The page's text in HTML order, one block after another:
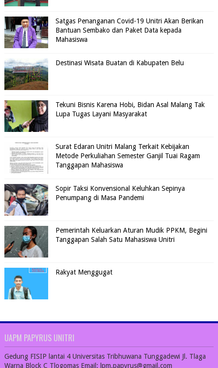
Satgas Penanganan Covid-19 Unitri Akan Berikan
Bantuan Sembako dan Paket Data kepada
Mahasiswa
Destinasi Wisata Buatan di Kabupaten Belu
Tekuni Bisnis Karena Hobi, Bidan Asal Malang Tak
Lupa Tugas Layani Masyarakat
Surat Edaran Unitri Malang Terkait Kebijakan
Metode Perkuliahan Semester Ganjil Tuai Ragam
Tanggapan Mahasiswa
Sopir Taksi Konvensional Keluhkan Sepinya
Penumpang di Masa Pandemi
Pemerintah Keluarkan Aturan Mudik PPKM, Begini
Tanggapan Salah Satu Mahasiswa Unitri
Rakyat Menggugat
UAPM PAPYRUS UNITRI
Gedung FISIP lantai 4 Universitas Tribhuwana Tunggadewi Jl. Tlaga
Warna Block C Tlogomas Email: lpm.papyrus@gmail.com